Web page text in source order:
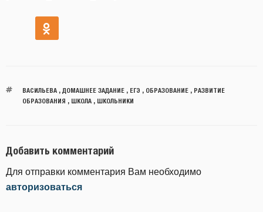
ВАСИЛЬЕВА, ДОМАШНЕЕ ЗАДАНИЕ, ЕГЭ , ОБРАЗОВАНИЕ, РАЗВИТИЕ
ОБРАЗОВАНИЯ , ШКОЛА, ШКОЛЬНИКИ
Добавить комментарий
Для отправки комментария Вам необходимо
авторизоваться